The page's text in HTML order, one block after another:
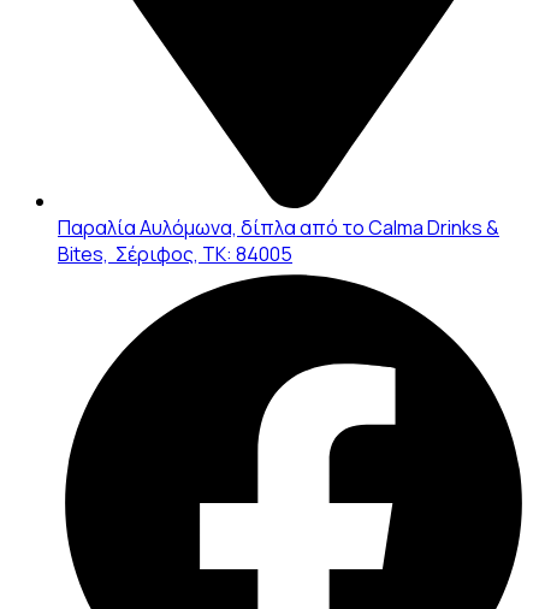
Παραλία Αυλόμωνα, δίπλα από το Calma Drinks &
Bites, Σέριφος, ΤΚ: 84005